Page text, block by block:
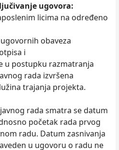
ugovora:
licima na određeno
obaveza
i
u postupku razmatranja
rada izvršena
trajanja projekta.
rada smatra se datum
početak rada prvog
radu. Datum zasnivanja
u ugovoru o radu ne